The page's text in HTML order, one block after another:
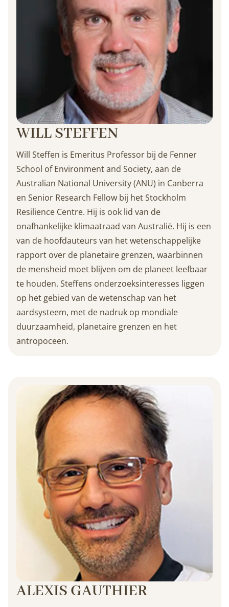
WILL STEFFEN
Will Steffen is Emeritus Professor bij de Fenner
School of Environment and Society, aan de
Australian National University (ANU) in Canberra
en Senior Research Fellow bij het Stockholm
Resilience Centre. Hij is ook lid van de
onafhankelijke klimaatraad van Australië. Hij is een
van de hoofdauteurs van het wetenschappelijke
rapport over de planetaire grenzen, waarbinnen
de mensheid moet blijven om de planeet leefbaar
te houden. Steffens onderzoeksinteresses liggen
op het gebied van de wetenschap van het
aardsysteem, met de nadruk op mondiale
duurzaamheid, planetaire grenzen en het
antropoceen.
ALEXIS GAUTHIER